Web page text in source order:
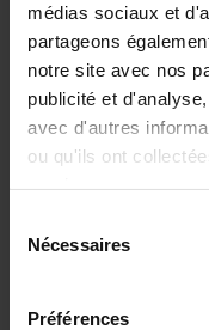
médias sociaux et
partageons
notre site avec nos
publicité et
avec d'autres
ou qu'ils ont
Nécessaires
Préférences
IL Y A 3 MOIS — NOS ÉVÉNEMENTS
Congés mai